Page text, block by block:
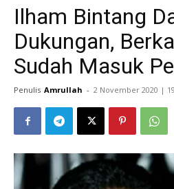
Ilham Bintang
Dukungan,
Sudah Masuk
Penulis Amrullah - ​2 November 2020 |